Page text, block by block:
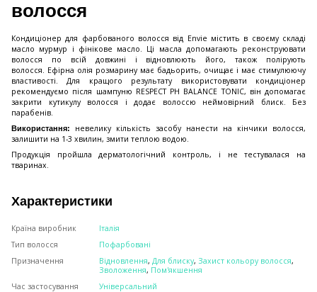
волосся
Кондиціонер для фарбованого волосся від Envie містить в своєму складі
масло мурмур і фінікове масло. Ці масла допомагають реконструювати
волосся по всій довжині і відновлюють його, також полірують
волосся. Ефірна олія розмарину має бадьорить, очищає і має стимулюючу
властивості. Для кращого результату використовувати кондиціонер
рекомендуємо після шампуню RESPECT PH BALANCE TONIC, він допомагає
закрити кутикулу волосся і додає волоссю неймовірний блиск. Без
парабенів.
Використання:
невелику кількість засобу нанести на кінчики волосся,
залишити на 1-3 хвилин, змити теплою водою.
Продукція пройшла дерматологічний контроль, і не тестувалася на
тваринах.
Характеристики
Країна виробник
Італія
Тип волосся
Пофарбовані
Призначення
Відновлення, Для блиску, Захист кольору волосся,
Зволоження, Пом'якшення
Час застосування
Універсальний